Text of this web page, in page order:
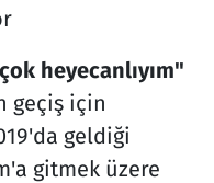
heyecanlıyım"
geçiş için
geldiği
gitmek üzere